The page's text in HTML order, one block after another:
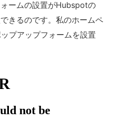
ームの設置がHubspotの
きるのです。私のホームペ
プアップフォームを設置